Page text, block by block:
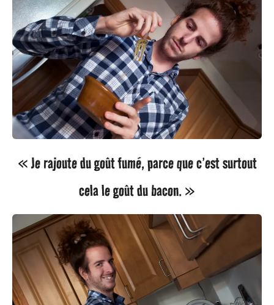
« Je rajoute du goût fumé, parce que c’est surtout
cela le goût du bacon. »